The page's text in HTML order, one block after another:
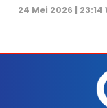
24 Mei 2026 | 23:14